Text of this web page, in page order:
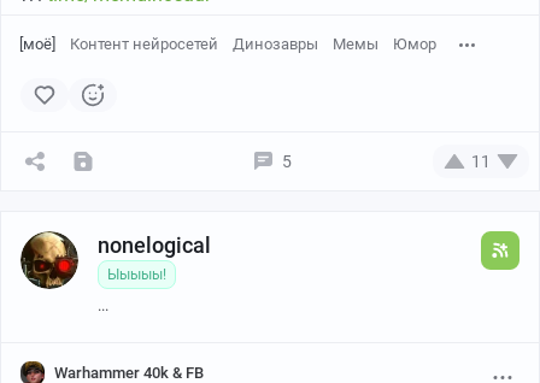
[моё] Контент нейросетей Динозавры Мемы Юмор
5 11
nonelogical
Ыыыыы!
...
Warhammer 40k & FB